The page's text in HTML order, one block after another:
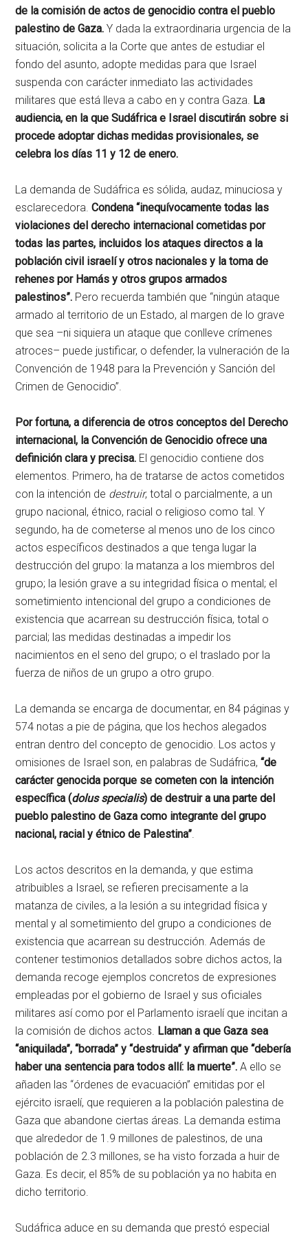
de la comisión de actos de genocidio contra el pueblo
palestino de Gaza.Y dada la extraordinaria urgencia de la
situación, solicita a la Corte que antes de estudiar el
fondo del asunto, adopte medidas para que Israel
suspenda con carácter inmediato las actividades
militares que está lleva a cabo en y contra Gaza. La
audiencia, en la que Sudáfrica e Israel discutirán sobre si
procede adoptar dichas medidas provisionales, se
celebra los días 11 y 12 de enero.
La demanda de Sudáfrica es sólida, audaz, minuciosa y
esclarecedora.Condena “inequívocamente todas las
violaciones del derecho internacional cometidas por
todas las partes, incluidos los ataques directos a la
población civil israelí y otros nacionales y la toma de
rehenes por Hamás y otros grupos armados
palestinos”. Pero recuerda también que “ningún ataque
armado al territorio de un Estado, al margen de lo grave
que sea –ni siquiera un ataque que conlleve crímenes
atroces– puede justificar, o defender, la vulneración de la
Convención de 1948 para la Prevención y Sanción del
Crimen de Genocidio”.
Por fortuna, a diferencia de otros conceptos del Derecho
internacional, la Convención de Genocidio ofrece una
definición clara y precisa. El genocidio contiene dos
elementos. Primero, ha de tratarse de actos cometidos
con la intención de destruir, total o parcialmente, a un
grupo nacional, étnico, racial o religioso como tal. Y
segundo, ha de cometerse al menos uno de los cinco
actos específicos destinados a que tenga lugar la
destrucción del grupo: la matanza a los miembros del
grupo; la lesión grave a su integridad física o mental; el
sometimiento intencional del grupo a condiciones de
existencia que acarrean su destrucción física, total o
parcial; las medidas destinadas a impedir los
nacimientos en el seno del grupo; o el traslado por la
fuerza de niños de un grupo a otro grupo.
La demanda se encarga de documentar, en 84 páginas y
574 notas a pie de página, que los hechos alegados
entran dentro del concepto de genocidio. Los actos y
omisiones de Israel son, en palabras de Sudáfrica,“de
carácter genocida porque se cometen con la intención
específica (dolus specialis) de destruir a una parte del
pueblo palestino de Gaza como integrante del grupo
nacional, racial y étnico de Palestina”
Los actos descritos en la demanda, y que estima
atribuibles a Israel, se refieren precisamente a la
matanza de civiles, a la lesión a su integridad física y
mental y al sometimiento del grupo a condiciones de
existencia que acarrean su destrucción. Además de
contener testimonios detallados sobre dichos actos, la
demanda recoge ejemplos concretos de expresiones
empleadas por el gobierno de Israel y sus oficiales
militares así como por el Parlamento israelí que incitan a
la comisión de dichos actos. Llaman a que Gaza sea
“aniquilada”, “borrada” y “destruida” y afirman que “debería
haber una sentencia para todos allí: la muerte”. A ello se
añaden las “órdenes de evacuación” emitidas por el
ejército israelí, que requieren a la población palestina de
Gaza que abandone ciertas áreas. La demanda estima
que alrededor de 1.9 millones de palestinos, de una
población de 2.3 millones, se ha visto forzada a huir de
Gaza. Es decir, el 85% de su población ya no habita en
dicho territorio.
Sudáfrica aduce en su demanda que prestó especial